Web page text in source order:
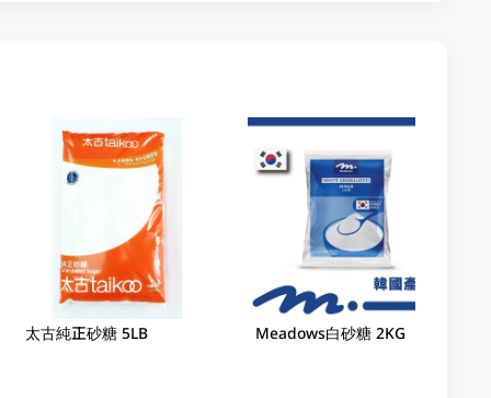
太古純正砂糖 5LB Meadows白砂糖 2KG